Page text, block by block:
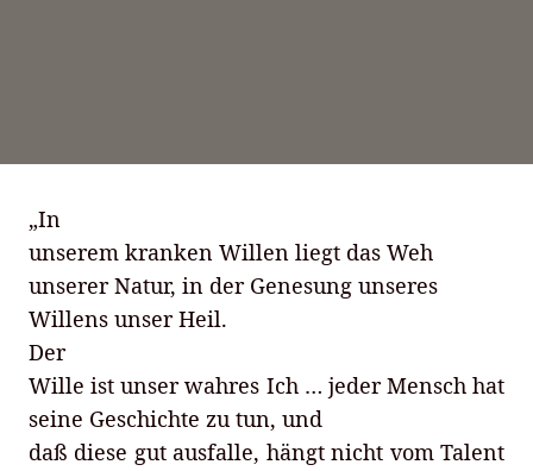
„In
unserem kranken Willen liegt das Weh
unserer Natur, in der Genesung unseres
Willens unser Heil.
Der
Wille ist unser wahres Ich … jeder Mensch hat
seine Geschichte zu tun, und
daß diese gut ausfalle, hängt nicht vom Talent